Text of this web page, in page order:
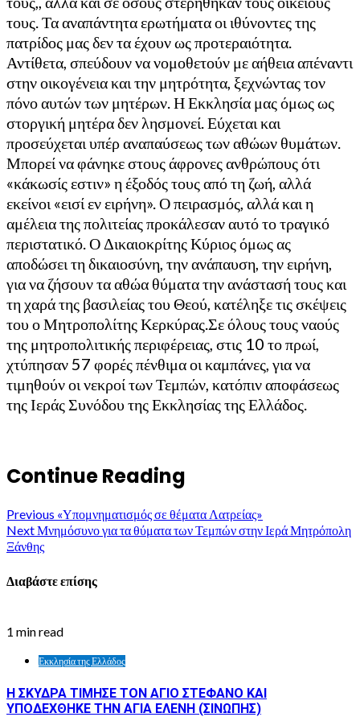
τους. Τα αναπάντητα ερωτήματα οι ιθύνοντες της
πατρίδος μας δεν τα έχουν ως προτεραιότητα.
Αντίθετα, σπεύδουν να νομοθετούν με αήθεια απέναντι
στην οικογένεια και την μητρότητα, ξεχνώντας τον
πόνο αυτών των μητέρων. Η Εκκλησία μας όμως ως
στοργική μητέρα δεν λησμονεί. Εύχεται και
προσεύχεται υπέρ αναπαύσεως των αθώων θυμάτων.
Μπορεί να φάνηκε στους άφρονες ανθρώπους ότι
«κάκωσίς εστιν» η έξοδός τους από τη ζωή, αλλά
εκείνοι «εισί εν ειρήνη». Ο πειρασμός, αλλά και η
αμέλεια της πολιτείας προκάλεσαν αυτό το τραγικό
περιστατικό. Ο Δικαιοκρίτης Κύριος όμως ας
αποδώσει τη δικαιοσύνη, την ανάπαυση, την ειρήνη,
για να ζήσουν τα αθώα θύματα την ανάστασή τους και
τη χαρά της βασιλείας του Θεού, κατέληξε τις σκέψεις
του ο Μητροπολίτης Κερκύρας.Σε όλους τους ναούς
της μητροπολιτικής περιφέρειας, στις 10 το πρωί,
χτύπησαν 57 φορές πένθιμα οι καμπάνες, για να
τιμηθούν οι νεκροί των Τεμπών, κατόπιν αποφάσεως
της Ιεράς Συνόδου της Εκκλησίας της Ελλάδος.
Continue Reading
Previous «Υπομνηματισμός σε θέματα Λατρείας»
NextΜνημόσυνο για τα θύματα των Τεμπών στην Ιερά Μητρόπολη
Ξάνθης
Διαβάστε επίσης
1 min read
Εκκλησία της Ελλάδος
Η ΣΚΥΔΡΑ ΤΙΜΗΣΕ ΤΟΝ ΑΓΙΟ ΣΤΕΦΑΝΟ ΚΑΙ
ΥΠΟΔΕΧΘΗΚΕ ΤΗΝ ΑΓΙΑ ΕΛΕΝΗ (ΣΙΝΩΠΗΣ)